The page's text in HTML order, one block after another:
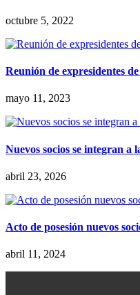
octubre 5, 2022
Reunión de expresidentes
mayo 11, 2023
Nuevos socios se integran a
abril 23, 2026
Acto de posesión nuevos
abril 11, 2024